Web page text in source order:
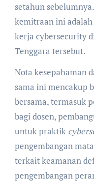
setahun
kemitraan ini
kerja cybersecurity
Tenggara tersebut.
Nota kesepahaman
sama ini mencakup
bersama, termasuk
bagi dosen,
untuk praktik
pengembangan
terkait keamanan
pengembangan